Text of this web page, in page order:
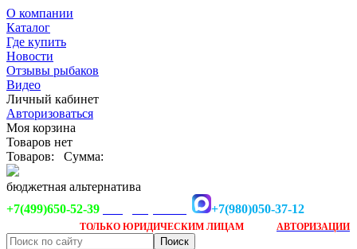
О компании
Каталог
Где купить
Новости
Отзывы рыбаков
Видео
Личный кабинет
Авторизоваться
Моя корзина
Товаров нет
Товаров:
Сумма:
бюджетная альтернатива
+7(499)650-52-39
+7(980)050-37-12
ТОЛЬКО ЮРИДИЧЕСКИМ ЛИЦАМ АВТОРИЗАЦИИ